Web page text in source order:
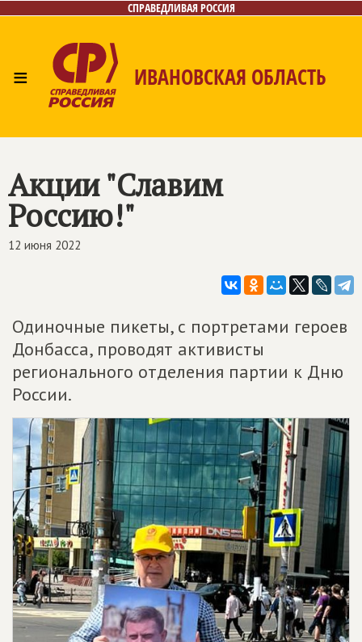
СПРАВЕДЛИВАЯ РОССИЯ
≡ ИВАНОВСКАЯ ОБЛАСТЬ
Акции "Славим
Россию!"
12 июня 2022
Одиночные пикеты, с портретами героев
Донбасса, проводят активисты
регионального отделения партии к Дню
России.